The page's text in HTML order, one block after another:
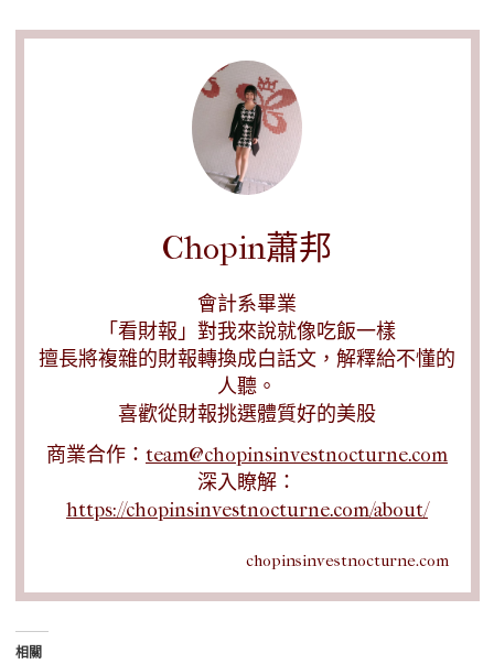
Chopin蕭邦
會計系畢業
「看財報」對我來說就像吃飯一樣
擅長將複雜的財報轉換成白話文，解釋給不懂的
人聽。
喜歡從財報挑選體質好的美股
商業合作： team@chopinsinvestnocturne.com
深入瞭解：
https://chopinsinvestnocturne.com/about/
chopinsinvestnocturne.com
相關